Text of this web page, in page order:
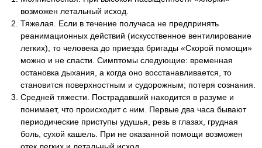
возможен летальный исход.
Тяжелая. Если в течение получаса не предпринять
реанимационных действий (искусственное вентилирование
легких), то человека до приезда бригады «Скорой помощи»
можно и не спасти. Симптомы следующие: временная
остановка дыхания, а когда оно восстанавливается, то
становится поверхностным и судорожным; потеря сознания.
Средней тяжести. Пострадавший находится в разуме и
понимает, что происходит с ним. Первые два часа бывают
периодические приступы удушья, резь в глазах, грудная
боль, сухой кашель. При не оказанной помощи возможен